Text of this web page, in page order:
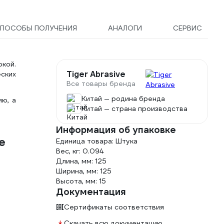
ПОЛУЧЕНИЯ АНАЛОГИ СЕРВИС
а
Tiger Abrasive
Все товары бренда
Китай — родина бренда
Китай — страна производства
Информация об упаковке
Единица товара: Штука
Вес, кг: 0.094
Длина, мм: 125
Ширина, мм: 125
Высота, мм: 15
Документация
Сертификаты соответствия